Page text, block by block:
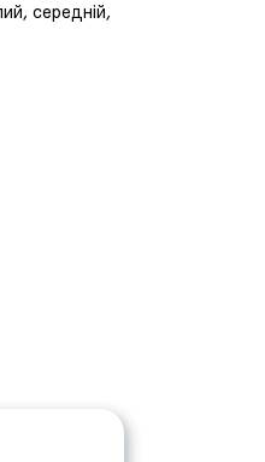
середній,